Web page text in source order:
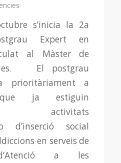
s’inicia la 2a
Expert en
al Màster de
El postgrau
prioritàriament a
que ja estiguin
activitats
d’inserció social
en serveis de
a les